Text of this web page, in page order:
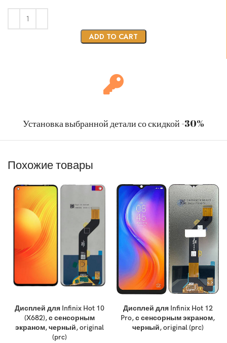
ADD TO CART
Установка выбранной детали со скидкой -30%
Похожие товары
Дисплей для Infinix Hot 10
(X682), с сенсорным
экраном, черный, original
(prc)
Дисплей для Infinix Hot 12
Pro, с сенсорным экраном,
черный, original (prc)